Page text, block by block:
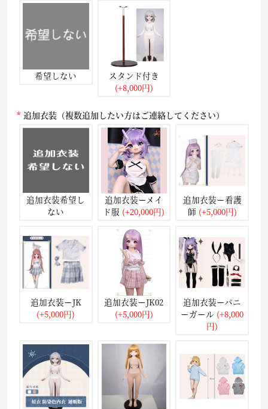
希望しない
スタンド付き
(+8,000円)
追加衣装（複数追加したい方はご連絡してください）
追加衣装希望し
ない
追加衣装ーメイ
ド服 (+20,000円)
追加衣装ー看護
師 (+5,000円)
追加衣装ーJK
(+5,000円)
追加衣装ーJK02
(+5,000円)
追加衣装ーバニ
ーガール (+8,000
円)